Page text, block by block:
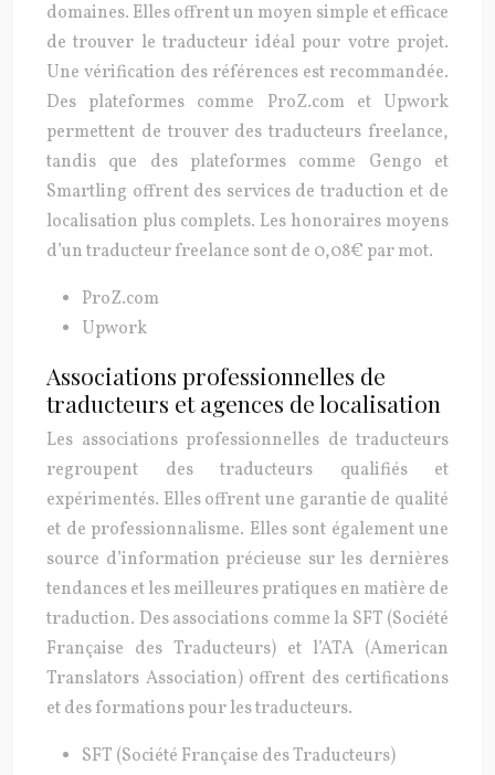
domaines. Elles offrent un moyen simple et efficace
de trouver le traducteur idéal pour votre projet.
Une vérification des références est recommandée.
Des plateformes comme ProZ.com et Upwork
permettent de trouver des traducteurs freelance,
tandis que des plateformes comme Gengo et
Smartling offrent des services de traduction et de
localisation plus complets. Les honoraires moyens
d’un traducteur freelance sont de 0,08€ par mot.
ProZ.com
Upwork
Associations professionnelles de
traducteurs et agences de localisation
Les associations professionnelles de traducteurs
regroupent des traducteurs qualifiés et
expérimentés. Elles offrent une garantie de qualité
et de professionnalisme. Elles sont également une
source d’information précieuse sur les dernières
tendances et les meilleures pratiques en matière de
traduction. Des associations comme la SFT (Société
Française des Traducteurs) et l’ATA (American
Translators Association) offrent des certifications
et des formations pour les traducteurs.
SFT (Société Française des Traducteurs)